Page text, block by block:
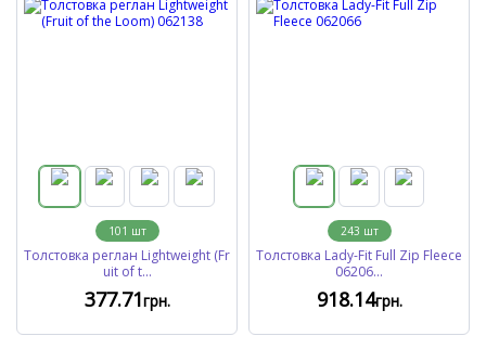
101 шт
Толстовка реглан Lightweight (Fr
uit of t...
377.71грн.
243 шт
Толстовка Lady-Fit Full Zip Fleece
06206...
918.14грн.